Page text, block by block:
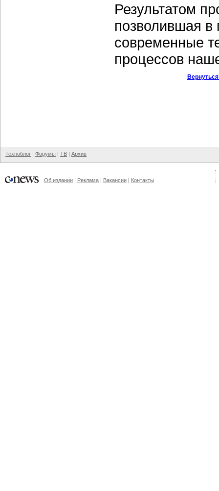
Результатом
позволившая в
современные
процессов
Техноблог | Форумы | ТВ | Архив
Об издании | Реклама | Вакансии | Контакты